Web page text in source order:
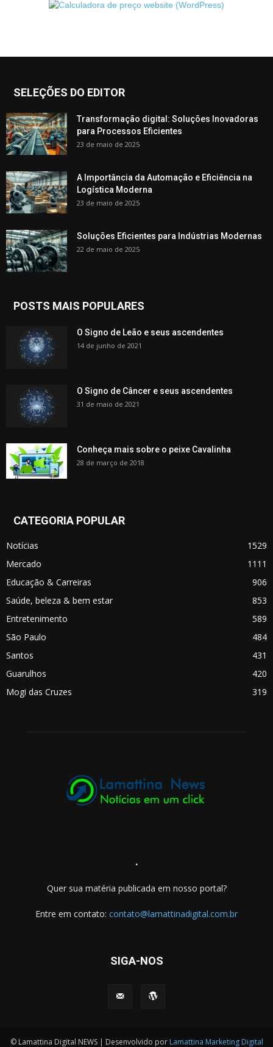
SELEÇÕES DO EDITOR
Transformação digital: Soluções Inovadoras
para Processos Eficientes
23 de maio de 2025
A Importância da Automação e Eficiência na
Logística Moderna
23 de maio de 2025
Soluções Eficientes para Indústrias Modernas
22 de maio de 2025
POSTS MAIS POPULARES
O Signo de Leão e seus ascendentes
14 de junho de 2021
O Signo de Câncer e seus ascendentes
31 de maio de 2021
Conheça mais sobre o peixe Cavalinha
28 de março de 2018
CATEGORIA POPULAR
Notícias
1529
Mercado
1111
Educação & Carreiras
906
Saúde, beleza & bem estar
853
Entretenimento
589
São Paulo
484
Santos
431
Guarulhos
420
Mogi das Cruzes
319
.
Quer sua matéria publicada em nosso portal?
Entre em contato: contato@lamattinadigital.com.br
SIGA-NOS
© Lamattina Digital NEWS | Desenvolvido por Lamattina Marketing Digital